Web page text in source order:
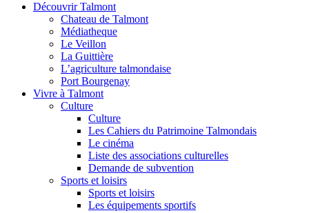
Découvrir Talmont
Chateau de Talmont
Médiatheque
Le Veillon
La Guittière
L’agriculture talmondaise
Port Bourgenay
Vivre à Talmont
Culture
Culture
Les Cahiers du Patrimoine Talmondais
Le cinéma
Liste des associations culturelles
Demande de subvention
Sports et loisirs
Sports et loisirs
Les équipements sportifs